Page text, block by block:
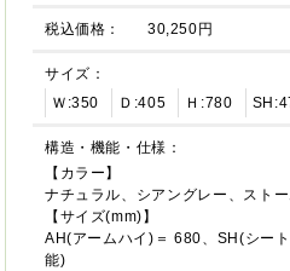
税込価格： 30,250円
サイズ：
Ｗ:350
Ｄ:405 Ｈ:780
構造・機能・仕様：
【カラー】
ナチュラル、シアングレー、スト
【サイズ(mm)】
AH(アームハイ)＝ 680、SH(シー
能)